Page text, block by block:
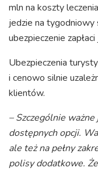
mln na koszty
jedzie na tygodniowy
ubezpieczenie
Ubezpieczenia
i cenowo silnie
klientów.
– Szczególnie
dostępnych opcji.
ale też na pełny
polisy dodatkowe.